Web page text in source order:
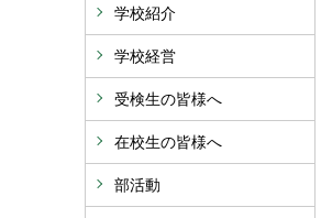
学校紹介
学校経営
受検生の皆様へ
在校生の皆様へ
部活動